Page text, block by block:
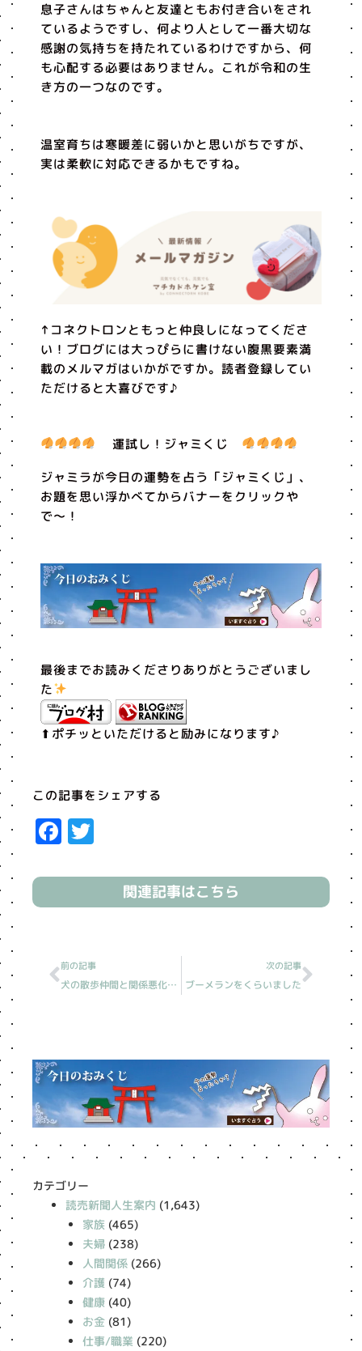
息子さんはちゃんと友達ともお付き合いをされ
ているようですし、何より人として一番大切な
感謝の気持ちを持たれているわけですから、何
も心配する必要はありません。これが令和の生
き方の一つなのです。
温室育ちは寒暖差に弱いかと思いがちですが、
実は柔軟に対応できるかもですね。
↑コネクトロンともっと仲良しになってくださ
い！ブログには大っぴらに書けない腹黒要素満
載のメルマガはいかがですか。読者登録してい
ただけると大喜びです♪
運試し！ジャミくじ
ジャミラが今日の運勢を占う「ジャミくじ」、
お題を思い浮かべてからバナーをクリックや
で〜！
最後までお読みくださりありがとうございまし
た
⬆︎ポチッといただけると励みになります♪
この記事をシェアする
Facebook
関連記事はこちら
前の記事
犬の散歩仲間と関係悪化［読売新聞人生案内］
次の記事
ブーメランをくらいました
Next
カテゴリー
読売新聞人生案内 (1,643)
家族(465)
夫婦(238)
人間関係(266)
介護 (74)
健康(40)
お金(81)
仕事/職業 (220)